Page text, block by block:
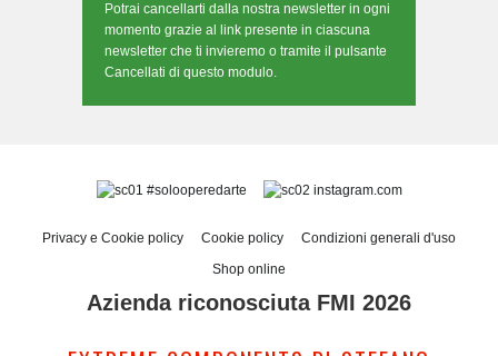
Potrai cancellarti dalla nostra newsletter in ogni
momento grazie al link presente in ciascuna
newsletter che ti invieremo o tramite il pulsante
Cancellati di questo modulo.
#solooperedarte instagram.com
Privacy e Cookie policy Cookie policy
Condizioni generali d'uso
Shop online
Azienda riconosciuta FMI 2026